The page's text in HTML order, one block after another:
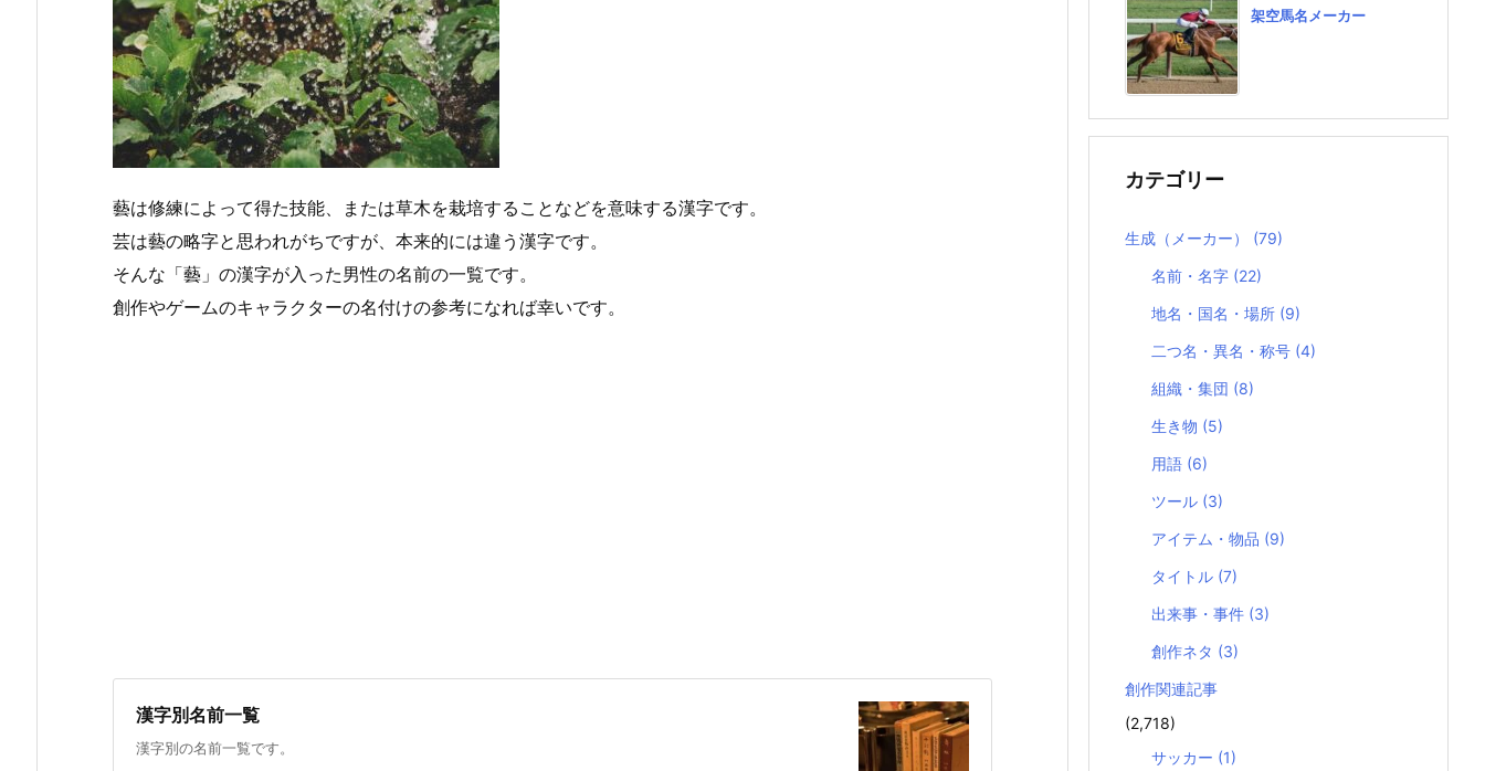
藝は修練によって得た技能、または草木を栽培することなどを意味する漢字です。
芸は藝の略字と思われがちですが、本来的には違う漢字です。
そんな「藝」の漢字が入った男性の名前の一覧です。
創作やゲームのキャラクターの名付けの参考になれば幸いです。
漢字別名前一覧
漢字別の名前一覧です。
架空馬名メーカー
カテゴリー
生成（メーカー） (79)
名前・名字 (22)
地名・国名・場所 (9)
二つ名・異名・称号 (4)
組織・集団 (8)
生き物 (5)
用語 (6)
ツール (3)
アイテム・物品 (9)
タイトル (7)
出来事・事件 (3)
創作ネタ (3)
創作関連記事
(2,718)
サッカー (1)